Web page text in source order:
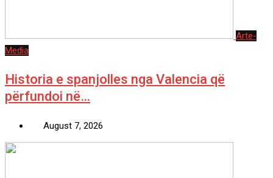
Arte-
Media
Historia e spanjolles nga Valencia që
përfundoi në…
August 7, 2026